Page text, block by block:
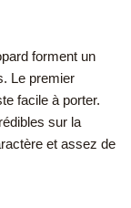
forment un
Le premier
facile à porter.
sur la
et assez de